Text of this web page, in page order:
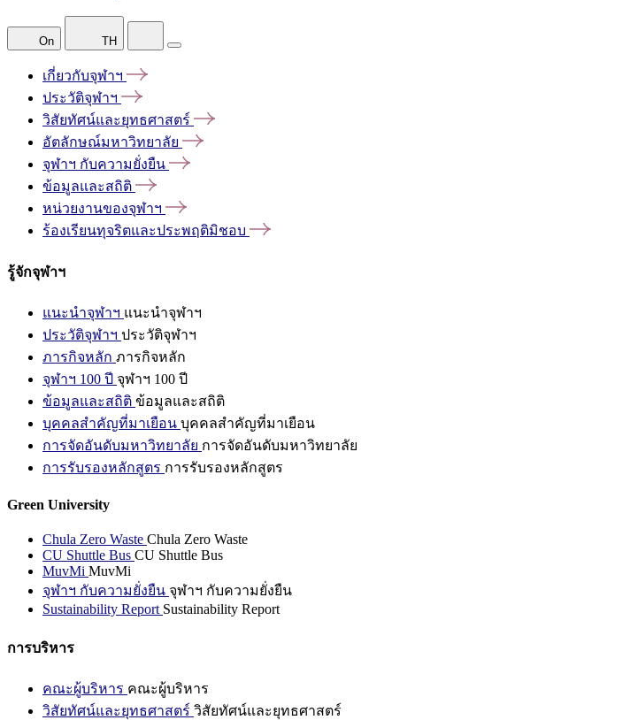
On TH
เกี่ยวกับจุฬาฯ
ประวัติจุฬาฯ
วิสัยทัศน์และยุทธศาสตร์
อัตลักษณ์มหาวิทยาลัย
จุฬาฯ กับความยั่งยืน
ข้อมูลและสถิติ
หน่วยงานของจุฬาฯ
ร้องเรียนทุจริตและประพฤติมิชอบ
รู้จักจุฬาฯ
แนะนำจุฬาฯ แนะนำจุฬาฯ
ประวัติจุฬาฯ ประวัติจุฬาฯ
ภารกิจหลัก ภารกิจหลัก
จุฬาฯ 100 ปี จุฬาฯ 100 ปี
ข้อมูลและสถิติ ข้อมูลและสถิติ
บุคคลสำคัญที่มาเยือน บุคคลสำคัญที่มาเยือน
การจัดอันดับมหาวิทยาลัย การจัดอันดับมหาวิทยาลัย
การรับรองหลักสูตร การรับรองหลักสูตร
Green University
Chula Zero Waste Chula Zero Waste
CU Shuttle Bus CU Shuttle Bus
MuvMi MuvMi
จุฬาฯ กับความยั่งยืน จุฬาฯ กับความยั่งยืน
Sustainability Report Sustainability Report
การบริหาร
คณะผู้บริหาร คณะผู้บริหาร
วิสัยทัศน์และยุทธศาสตร์ วิสัยทัศน์และยุทธศาสตร์